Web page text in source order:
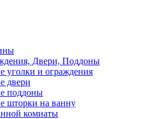
Двери, Поддоны
уголки и ограждения
двери
поддоны
шторки на ванну
комнаты